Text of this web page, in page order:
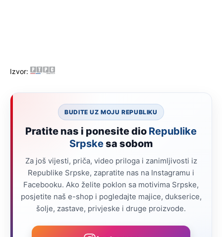
Izvor:
BUDITE UZ MOJU REPUBLIKU
Pratite nas i ponesite dio Republike
Srpskesa sobom
Za još vijesti, priča, video priloga i zanimljivosti iz
Republike Srpske, zapratite nas na Instagramu i
Facebooku. Ako želite poklon sa motivima Srpske,
posjetite naš e-shop i pogledajte majice, dukserice,
šolje, zastave, privjeske i druge proizvode.